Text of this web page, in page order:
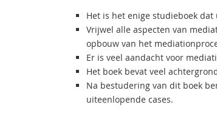
Het is het enige studieboek
Vrijwel alle aspecten van
opbouw van het
Er is veel aandacht voor
Het boek bevat veel
Na bestudering van dit boek
uiteenlopende cases.